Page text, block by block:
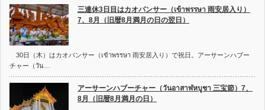
三連休3日目はカオパンサー（เข้าพรรษา 雨安居入り）
7、8月（旧暦8月満月の日の翌日）
30日（木）はカオパンサー（เข้าพรรษา 雨安居入り）で祝日。アーサーンハブー
チャー（วัน…
アーサーンハブーチャー（วันอาสาฬหบูชา 三宝節）7、
8月（旧暦8月満月の日）